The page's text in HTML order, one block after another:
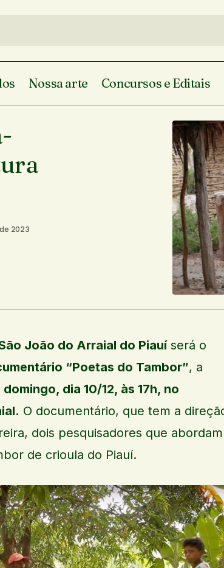
Nossa arte Concursos e Editais
“Poetas do Tambor”, o longa-
a cultura do Tambor de Crioula
2023
João do Arraial do Piauíserá o
“Poetas do Tambor”, a
dia 10/12, às 17h, no
O documentário, que tem a
dois pesquisadores que abordam
de crioula do Piauí.